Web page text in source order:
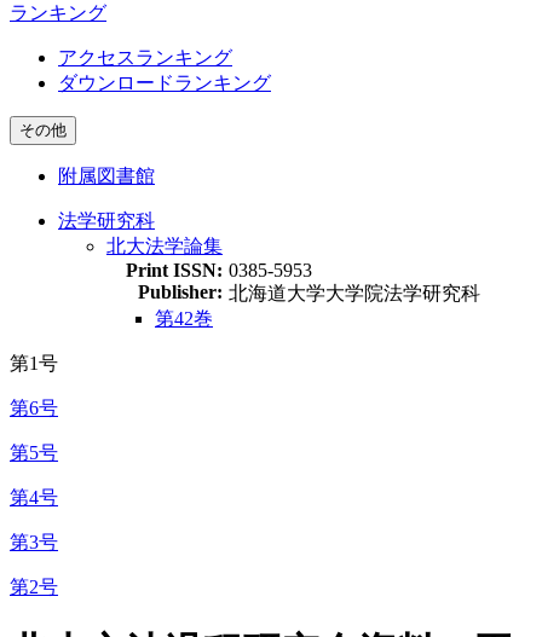
ランキング
アクセスランキング
ダウンロードランキング
その他
附属図書館
法学研究科
北大法学論集
Print ISSN: 0385-5953
Publisher: 北海道大学大学院法学研究科
第42巻
第1号
第6号
第5号
第4号
第3号
第2号